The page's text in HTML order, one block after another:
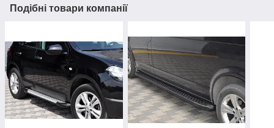
Подібні товари компанії